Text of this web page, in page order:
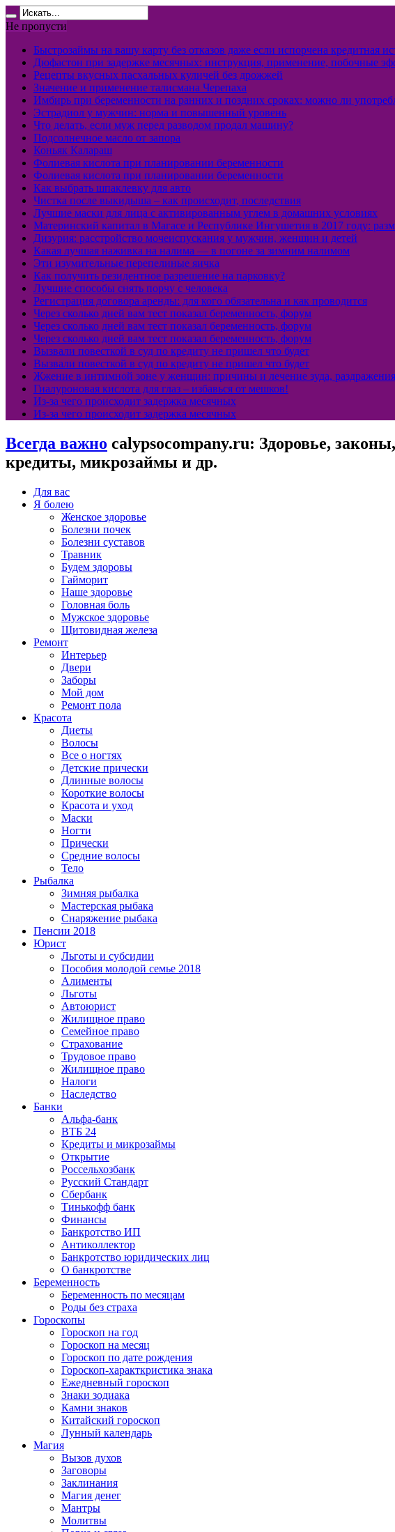
Не пропусти
Быстрозаймы на вашу карту без отказов даже если испорчена кредитная
Дюфастон при задержке месячных: инструкция, применение, побочные
Рецепты вкусных пасхальных куличей без дрожжей
Значение и применение талисмана Черепаха
Имбирь при беременности на ранних и поздних сроках: можно ли
Эстрадиол у мужчин: норма и повышенный уровень
Что делать, если муж перед разводом продал машину?
Подсолнечное масло от запора
Коньяк Калараш
Фолиевая кислота при планировании беременности
Фолиевая кислота при планировании беременности
Как выбрать шпаклевку для авто
Чистка после выкидыша – как происходит, последствия
Лучшие маски для лица с активированным углем в домашних условиях
Материнский капитал в Магасе и Республике Ингушетия в 2017 году:
Дизурия: расстройство мочеиспускания у мужчин, женщин и детей
Какая лучшая наживка на налима — в погоне за зимним налимом
Эти изумительные перепелиные яичка
Как получить резидентное разрешение на парковку?
Лучшие способы снять порчу с человека
Регистрация договора аренды: для кого обязательна и как проводится
Через сколько дней вам тест показал беременность, форум
Через сколько дней вам тест показал беременность, форум
Через сколько дней вам тест показал беременность, форум
Вызвали повесткой в суд по кредиту не пришел что будет
Вызвали повесткой в суд по кредиту не пришел что будет
Жжение в интимной зоне у женщин: причины и лечение зуда,
Гиалуроновая кислота для глаз – избавься от мешков!
Из-за чего происходит задержка месячных
Из-за чего происходит задержка месячных
Всегда важно calypsocompany.ru: Здоровье,
кредиты, микрозаймы и др.
Для вас
Я болею
Женское здоровье
Болезни почек
Болезни суставов
Травник
Будем здоровы
Гайморит
Наше здоровье
Головная боль
Мужское здоровье
Щитовидная железа
Ремонт
Интерьер
Двери
Заборы
Мой дом
Ремонт пола
Красота
Диеты
Волосы
Все о ногтях
Детские прически
Длинные волосы
Короткие волосы
Красота и уход
Маски
Ногти
Прически
Средние волосы
Тело
Рыбалка
Зимняя рыбалка
Мастерская рыбака
Снаряжение рыбака
Пенсии 2018
Юрист
Льготы и субсидии
Пособия молодой семье 2018
Алименты
Льготы
Автоюрист
Жилищное право
Семейное право
Страхование
Трудовое право
Жилищное право
Налоги
Наследство
Банки
Альфа-банк
ВТБ 24
Кредиты и микрозаймы
Открытие
Россельхозбанк
Русский Стандарт
Сбербанк
Тинькофф банк
Финансы
Банкротство ИП
Антиколлектор
Банкротство юридических лиц
О банкротстве
Беременность
Беременность по месяцам
Роды без страха
Гороскопы
Гороскоп на год
Гороскоп на месяц
Гороскоп по дате рождения
Гороскоп-характкристика знака
Ежедневный гороскоп
Знаки зодиака
Камни знаков
Китайский гороскоп
Лунный календарь
Магия
Вызов духов
Заговоры
Заклинания
Магия денег
Мантры
Молитвы